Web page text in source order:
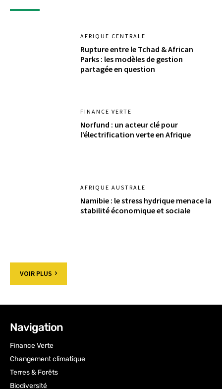
AFRIQUE CENTRALE
Rupture entre le Tchad & African
Parks : les modèles de gestion
partagée en question
FINANCE VERTE
Norfund : un acteur clé pour
l’électrification verte en Afrique
AFRIQUE AUSTRALE
Namibie : le stress hydrique menace la
stabilité économique et sociale
VOIR PLUS
Navigation
Finance Verte
Changement climatique
Terres & Forêts
Biodiversité